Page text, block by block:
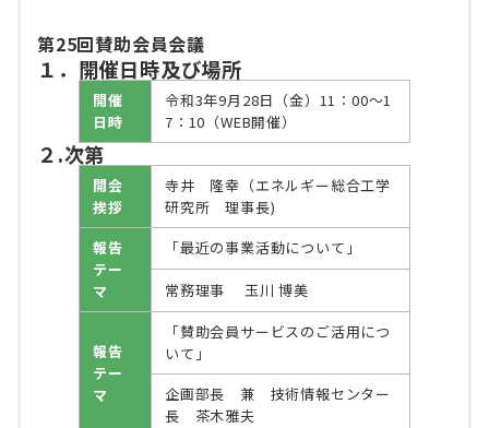
第25回賛助会員会議
１．開催日時及び場所
開催
日時
令和3年9月28日（金）11：00～1
7：10（WEB開催）
２.次第
開会
挨拶
寺井 隆幸（エネルギー総合工学
研究所 理事長)
報告
テー
マ
「最近の事業活動について」
常務理事 玉川 博美
報告
テー
マ
「賛助会員サービスのご活用につ
いて」
企画部長 兼 技術情報センター
長 茶木雅夫